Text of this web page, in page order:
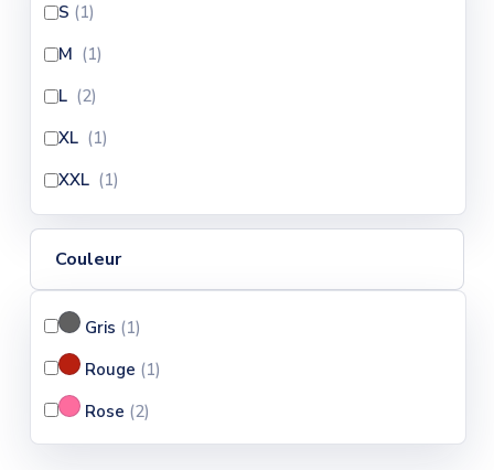
S (1)
M (1)
L (2)
XL (1)
XXL (1)
Couleur
Gris (1)
Rouge (1)
Rose (2)